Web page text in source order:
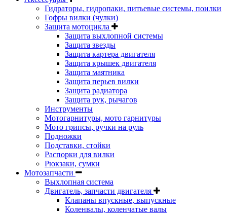
Гидраторы, гидропаки, питьевые системы, поилки
Гофры вилки (чулки)
Защита мотоцикла
Защита выхлопной системы
Защита звезды
Защита картера двигателя
Защита крышек двигателя
Защита маятника
Защита перьев вилки
Защита радиатора
Защита рук, рычагов
Инструменты
Мотогарнитуры, мото гарнитуры
Мото грипсы, ручки на руль
Подножки
Подставки, стойки
Распорки для вилки
Рюкзаки, сумки
Мотозапчасти
Выхлопная система
Двигатель, запчасти двигателя
Клапаны впускные, выпускные
Коленвалы, коленчатые валы